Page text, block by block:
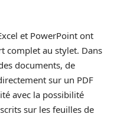
et PowerPoint ont
complet au stylet. Dans
documents, de
sur un PDF
avec la possibilité
sur les feuilles de